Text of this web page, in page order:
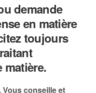
demande
en matière
toujours
matière.
Vous conseille et